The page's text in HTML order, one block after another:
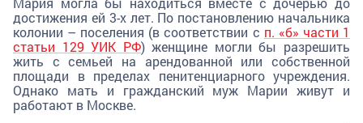
достижения ей 3-х лет. По постановлению начальника
колонии – поселения (в соответствии с п. «б» части 1
статьи 129 УИК РФ) женщине могли бы разрешить
жить с семьей на арендованной или собственной
площади в пределах пенитенциарного учреждения.
Однако мать и гражданский муж Марии живут и
работают в Москве.